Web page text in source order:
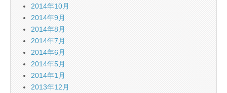
2014年10月
2014年9月
2014年8月
2014年7月
2014年6月
2014年5月
2014年1月
2013年12月